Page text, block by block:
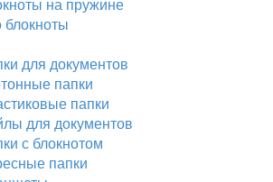
блокноты
для документов
папки
папки
для документов
с блокнотом
папки